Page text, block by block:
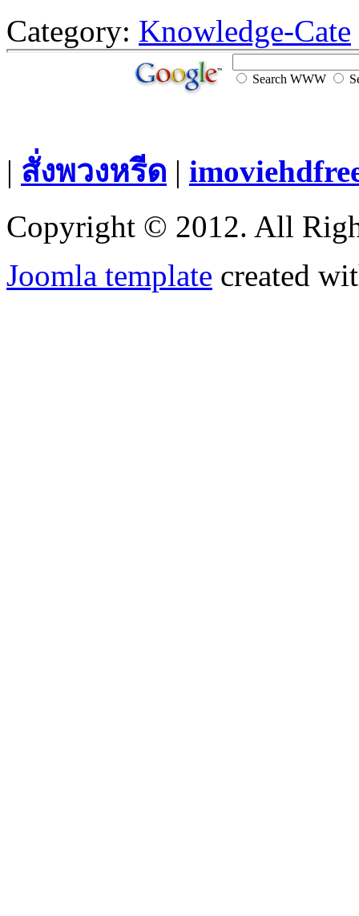
Category: Knowledge-Cate
Search WWW
| สั่งพวงหรีด |
Copyright © 2012. All
Joomla template created